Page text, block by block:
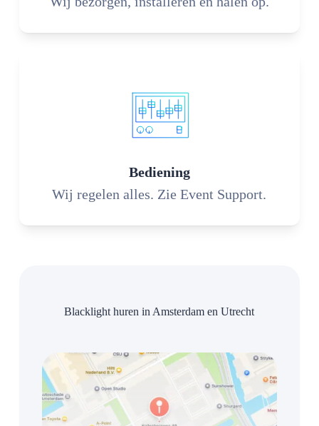
Bediening
Wij regelen alles. Zie Event Support.
Blacklight huren in Amsterdam en Utrecht